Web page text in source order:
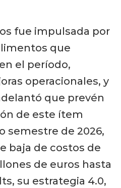
fue impulsada por
que
el período,
operacionales, y
que prevén
de este ítem
semestre de 2026,
baja de costos de
de euros hasta
su estrategia 4.0,